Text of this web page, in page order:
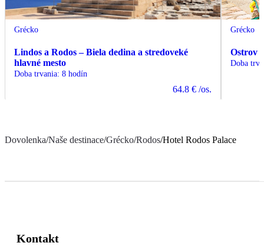
Grécko
Lindos a Rodos – Biela dedina a stredoveké
hlavné mesto
Doba trvania: 8 hodín
64.8 € /os.
Grécko
Ostrov
Doba
Dovolenka/Naše destinace/Grécko/Rodos/Hotel Rodos Palace
Kontakt